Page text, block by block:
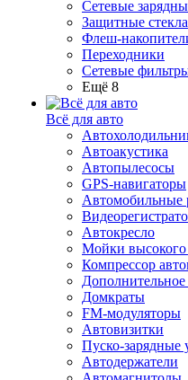
Сетевые
Защитные стекла
Флеш-
Переходники
Сетевые
Ещё 8
Всё для авто
Автоакустика
Автопылесосы
GPS-навигаторы
Автомобильные
Автокресло
Мойки высокого
Компрессор
Домкраты
FM-модуляторы
Автовизитки
Пуско-зарядные
Автодержатели